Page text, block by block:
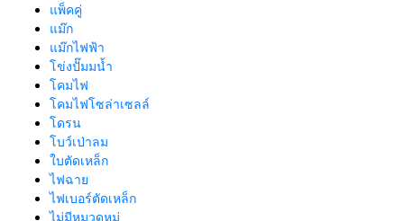
แพ็คคู่
แม๊ก
แม๊กไฟฟ้า
โข่งปั๊มมน้ำ
โคมไฟ
โคมไฟโซล่าเซลล์
โดรน
โบว์เป่าลม
ใบตัดเหล็ก
ไฟฉาย
ไฟเบอร์ตัดเหล็ก
ไม่มีหมวดหมู่